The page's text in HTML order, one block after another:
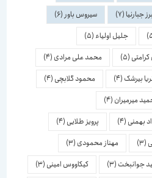
(7) سیروس باور (6)
جلیل اولیاء(5)
(5) محمد علی مرادی(4)
بیرشک(4) محمود گلابچی(4)
میرمیران(4)
(4) پرویز طلایی(4)
مهناز محمودی(3)
جوانبخت(3) کیکاووس امینی(3)